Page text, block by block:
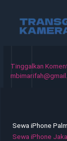
konten
Tinggalkan
Sewa iPhone
Sewa iPhone